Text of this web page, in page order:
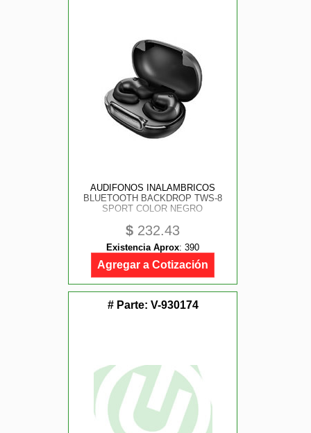
AUDIFONOS INALAMBRICOS
BLUETOOTH BACKDROP TWS-8
SPORT COLOR NEGRO
$ 232.43
Existencia Aprox: 390
Agregar a Cotización
# Parte: V-930174